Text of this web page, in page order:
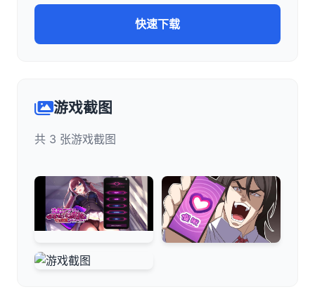
快速下载
游戏截图
共 3 张游戏截图